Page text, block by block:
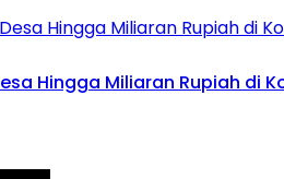
Hingga Miliaran Rupiah di